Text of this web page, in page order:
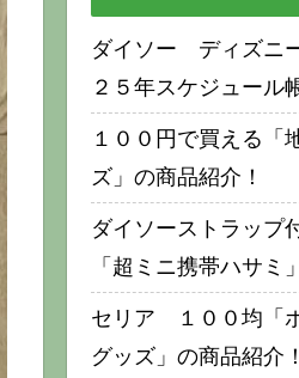
ダイソー ディズニ
２５年スケジュール
１００円で買える「
ズ」の商品紹介！
ダイソーストラップ
「超ミニ携帯ハサミ
セリア １００均「
グッズ」の商品紹介！